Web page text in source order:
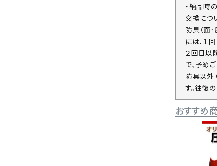
・納品時
交換につ
防具（面
には、１
２回目以
で、予め
防具以外
す。往復
おすすめ